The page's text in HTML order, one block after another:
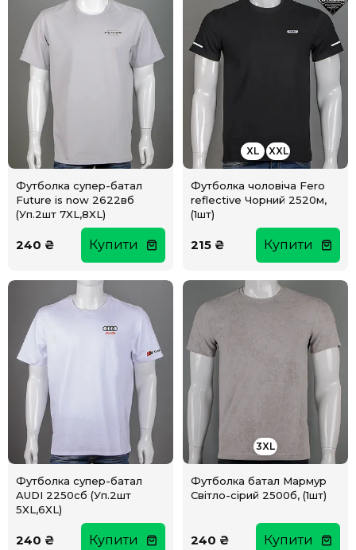
Футболка супер-батал
Future is now 2622вб
(Уп.2шт 7XL,8XL)
240 ₴ Купити
XL XXL
Футболка чоловіча Fero
reflective Чорний 2520м,
(1шт)
215 ₴ Купити
Футболка супер-батал
AUDI 2250сб (Уп.2шт
5XL,6XL)
240 ₴ Купити
3XL
Футболка батал Мармур
Світло-сірий 2500б, (1шт)
240 ₴ Купити